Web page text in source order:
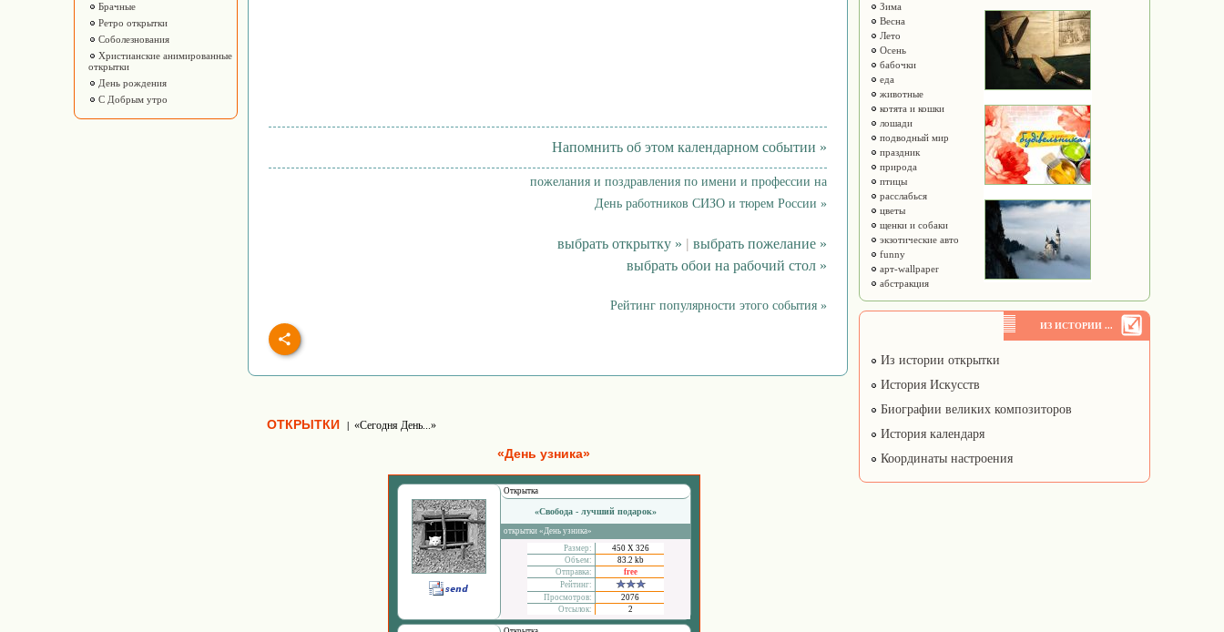
Брачные
Ретро открытки
Соболезнования
Христианские анимированные
открытки
День рождения
С Добрым утро
Напомнить об этом календарном событии »
пожелания и поздравления по имени и профессии на
День работников СИЗО и тюрем России »
выбрать открытку » | выбрать пожелание »
выбрать обои на рабочий стол »
Рейтинг популярности этого события »
ОТКРЫТКИ | «Сегодня День...»
«День узника»
Открытка
«Свобода - лучший подарок»
открытки «День узника»
Размер:
450 Х 326
Объем:
83.2 kb
Отправка:
free
Рейтинг:
Просмотров:
2076
Отсылок:
2
Зима
Весна
Лето
Осень
бабочки
еда
животные
котята и кошки
лошади
подводный мир
праздник
природа
птицы
расслабься
цветы
щенки и собаки
экзотические авто
funny
арт-wallpaper
абстракция
ИЗ ИСТОРИИ ...
Из истории открытки
История Искусств
Биографии великих композиторов
История календаря
Координаты настроения